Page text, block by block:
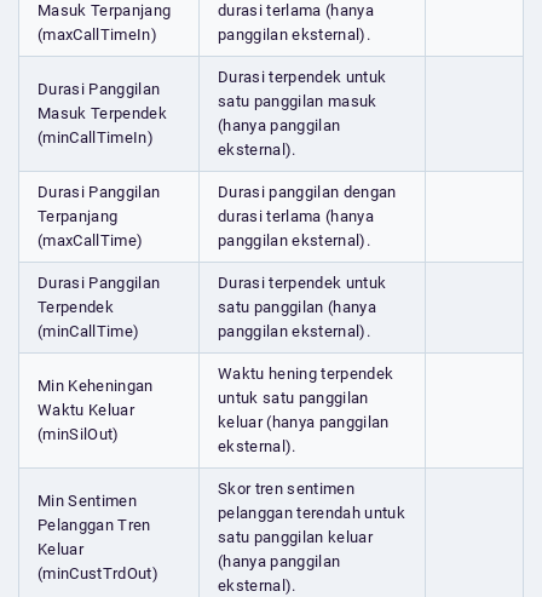
Masuk Terpanjang
(maxCallTimeIn)
durasi terlama (hanya
panggilan eksternal).
Durasi Panggilan
Masuk Terpendek
(minCallTimeIn)
Durasi terpendek untuk
satu panggilan masuk
(hanya panggilan
eksternal).
Durasi Panggilan
Terpanjang
(maxCallTime)
Durasi panggilan dengan
durasi terlama (hanya
panggilan eksternal).
Durasi Panggilan
Terpendek
(minCallTime)
Durasi terpendek untuk
satu panggilan (hanya
panggilan eksternal).
Min Keheningan
Waktu Keluar
(minSilOut)
Waktu hening terpendek
untuk satu panggilan
keluar (hanya panggilan
eksternal).
Min Sentimen
Pelanggan Tren
Keluar
(minCustTrdOut)
Skor tren sentimen
pelanggan terendah untuk
satu panggilan keluar
(hanya panggilan
eksternal).